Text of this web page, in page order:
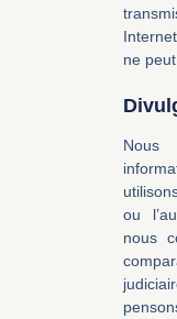
ne
ou
nous